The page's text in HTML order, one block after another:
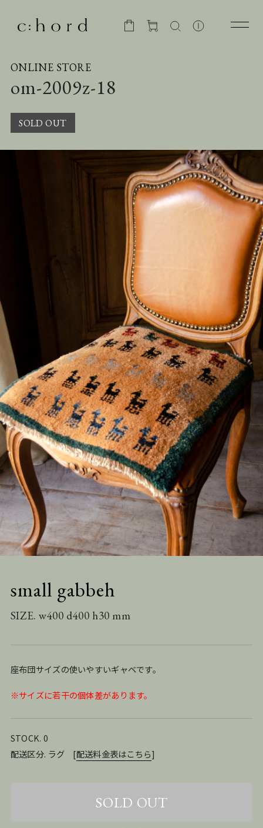
ONLINE STORE
om-2009z-18
small gabbeh
SIZE. w400 d400 h30 mm
座布団サイズの使いやすいギャベです。
※サイズに若干の個体差があります。
STOCK. 0
配送区分. ラグ [配送料金表はこちら]